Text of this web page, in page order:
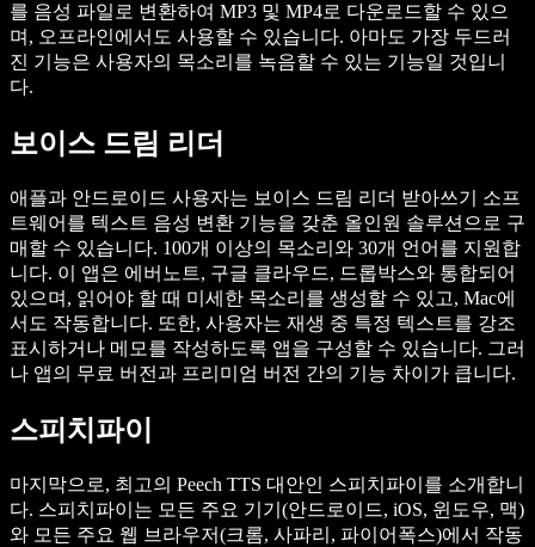
를 음성 파일로 변환하여 MP3 및 MP4로 다운로드할 수 있으
며, 오프라인에서도 사용할 수 있습니다. 아마도 가장 두드러
진 기능은 사용자의 목소리를 녹음할 수 있는 기능일 것입니
다.
보이스 드림 리더
애플과 안드로이드 사용자는 보이스 드림 리더 받아쓰기 소프
트웨어를 텍스트 음성 변환 기능을 갖춘 올인원 솔루션으로 구
매할 수 있습니다. 100개 이상의 목소리와 30개 언어를 지원합
니다. 이 앱은 에버노트, 구글 클라우드, 드롭박스와 통합되어
있으며, 읽어야 할 때 미세한 목소리를 생성할 수 있고, Mac에
서도 작동합니다. 또한, 사용자는 재생 중 특정 텍스트를 강조
표시하거나 메모를 작성하도록 앱을 구성할 수 있습니다. 그러
나 앱의 무료 버전과 프리미엄 버전 간의 기능 차이가 큽니다.
스피치파이
마지막으로, 최고의 Peech TTS 대안인 스피치파이를 소개합니
다. 스피치파이는 모든 주요 기기(안드로이드, iOS, 윈도우, 맥)
와 모든 주요 웹 브라우저(크롬, 사파리, 파이어폭스)에서 작동